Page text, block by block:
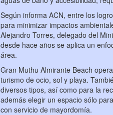
Según informa ACN, entre los
para minimizar impactos
Alejandro Torres, delegado del
desde hace años se aplica un
área.
Gran Muthu Almirante Beach
turismo de ocio, sol y playa.
diversos tipos, así como para la
además elegir un espacio sólo
con servicio de mayordomía.